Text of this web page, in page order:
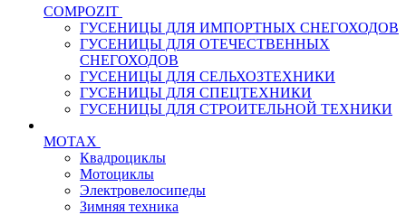
COMPOZIT
ГУСЕНИЦЫ ДЛЯ ИМПОРТНЫХ СНЕГОХОДОВ
ГУСЕНИЦЫ ДЛЯ ОТЕЧЕСТВЕННЫХ
СНЕГОХОДОВ
ГУСЕНИЦЫ ДЛЯ СЕЛЬХОЗТЕХНИКИ
ГУСЕНИЦЫ ДЛЯ СПЕЦТЕХНИКИ
ГУСЕНИЦЫ ДЛЯ СТРОИТЕЛЬНОЙ ТЕХНИКИ
MOTAX
Квадроциклы
Мотоциклы
Электровелосипеды
Зимняя техника